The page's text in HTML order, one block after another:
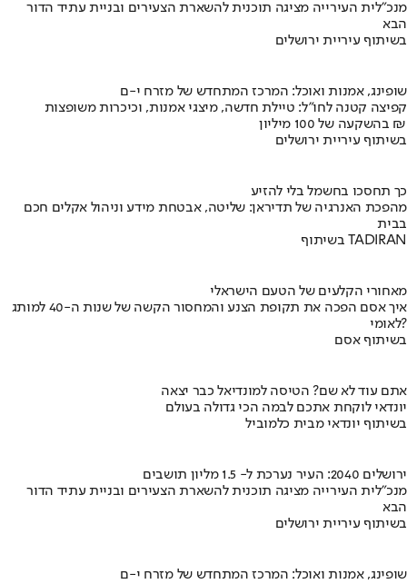
מנכ"לית העירייה מציגה תוכנית להשארת הצעירים ובניית עתיד הדור
הבא
בשיתוף עיריית ירושלים
שופינג, אמנות ואוכל: המרכז המתחדש של מזרח י-ם
קפיצה קטנה לחו"ל: טיילת חדשה, מיצגי אמנות, וכיכרות משופצות
בהשקעה של 100 מיליון ₪
בשיתוף עיריית ירושלים
כך תחסכו בחשמל בלי להזיע
מהפכת האנרגיה של תדיראן: שליטה, אבטחת מידע וניהול אקלים חכם
בבית
בשיתוף TADIRAN
מאחורי הקלעים של הטעם הישראלי
איך אסם הפכה את תקופת הצנע והמחסור הקשה של שנות ה-40 למותג
לאומי?
בשיתוף אסם
אתם עוד לא שם? הטיסה למונדיאל כבר יצאה
יונדאי לוקחת אתכם לבמה הכי גדולה בעולם
בשיתוף יונדאי מבית כלמוביל
ירושלים 2040: העיר נערכת ל- 1.5 מליון תושבים
מנכ"לית העירייה מציגה תוכנית להשארת הצעירים ובניית עתיד הדור
הבא
בשיתוף עיריית ירושלים
שופינג, אמנות ואוכל: המרכז המתחדש של מזרח י-ם